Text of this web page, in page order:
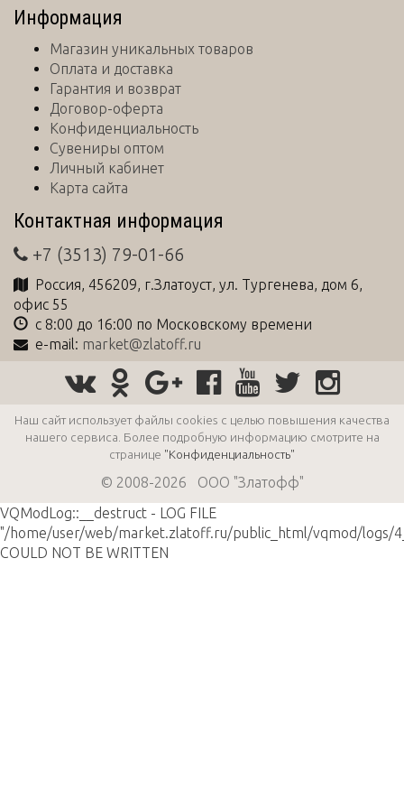
Информация
Магазин уникальных товаров
Оплата и доставка
Гарантия и возврат
Договор-оферта
Конфиденциальность
Сувениры оптом
Личный кабинет
Карта сайта
Контактная информация
+7 (3513) 79-01-66
Россия, 456209, г.Златоуст, ул. Тургенева, дом 6,
офис 55
с 8:00 до 16:00 по Московскому времени
e-mail: market@zlatoff.ru
Наш сайт использует файлы cookies с целью повышения качества
нашего сервиса. Более подробную информацию смотрите на
странице "Конфиденциальность"
© 2008-2026 ООО "Златофф"
VQModLog::__destruct - LOG FILE
"/home/user/web/market.zlatoff.ru/public_html/vqmod/logs/
COULD NOT BE WRITTEN